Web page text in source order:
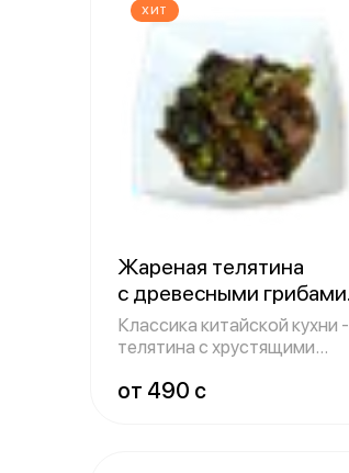
ХИТ
Жареная телятина
с древесными грибами
"Муэр"300 гр.
Классика китайской кухни -
телятина с хрустящими
от 490 c